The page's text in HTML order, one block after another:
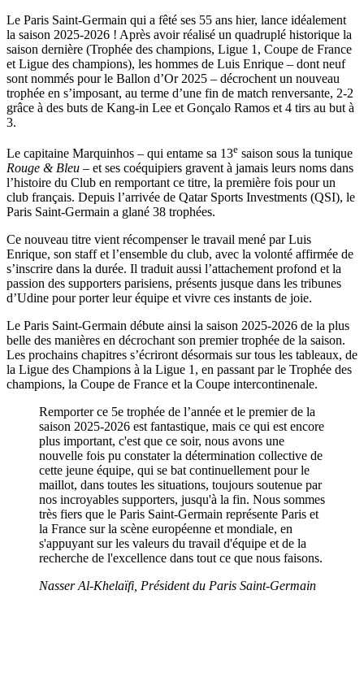
Le Paris Saint-Germain qui a fêté ses 55 ans hier, lance idéalement
la saison 2025-2026 ! Après avoir réalisé un quadruplé historique la
saison dernière (Trophée des champions, Ligue 1, Coupe de France
et Ligue des champions), les hommes de Luis Enrique – dont neuf
sont nommés pour le Ballon d’Or 2025 – décrochent un nouveau
trophée en s’imposant, au terme d’une fin de match renversante, 2-2
grâce à des buts de Kang-in Lee et Gonçalo Ramos et 4 tirs au but à
3.
Le capitaine Marquinhos – qui entame sa 13e saison sous la tunique
Rouge & Bleu – et ses coéquipiers gravent à jamais leurs noms dans
l’histoire du Club en remportant ce titre, la première fois pour un
club français. Depuis l’arrivée de Qatar Sports Investments (QSI), le
Paris Saint-Germain a glané 38 trophées.
Ce nouveau titre vient récompenser le travail mené par Luis
Enrique, son staff et l’ensemble du club, avec la volonté affirmée de
s’inscrire dans la durée. Il traduit aussi l’attachement profond et la
passion des supporters parisiens, présents jusque dans les tribunes
d’Udine pour porter leur équipe et vivre ces instants de joie.
Le Paris Saint-Germain débute ainsi la saison 2025-2026 de la plus
belle des manières en décrochant son premier trophée de la saison.
Les prochains chapitres s’écriront désormais sur tous les tableaux, de
la Ligue des Champions à la Ligue 1, en passant par le Trophée des
champions, la Coupe de France et la Coupe intercontinenale.
Remporter ce 5e trophée de l’année et le premier de la
saison 2025-2026 est fantastique, mais ce qui est encore
plus important, c'est que ce soir, nous avons une
nouvelle fois pu constater la détermination collective de
cette jeune équipe, qui se bat continuellement pour le
maillot, dans toutes les situations, toujours soutenue par
nos incroyables supporters, jusqu'à la fin. Nous sommes
très fiers que le Paris Saint-Germain représente Paris et
la France sur la scène européenne et mondiale, en
s'appuyant sur les valeurs du travail d'équipe et de la
recherche de l'excellence dans tout ce que nous faisons.
Nasser Al-Khelaïfi, Président du Paris Saint-Germain